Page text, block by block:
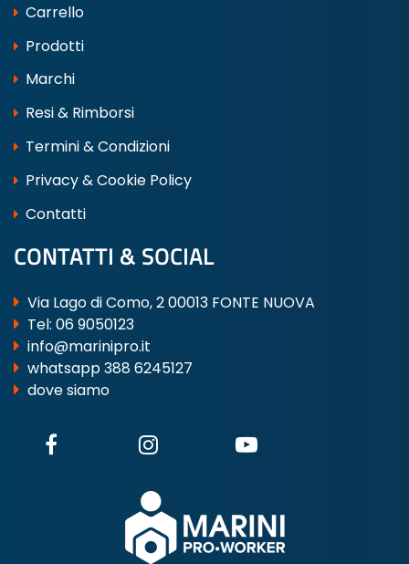
Carrello
Prodotti
Marchi
Resi & Rimborsi
Termini & Condizioni
Privacy & Cookie Policy
Contatti
CONTATTI & SOCIAL
Via Lago di Como, 2 00013 FONTE NUOVA
Tel: 06 9050123
info@marinipro.it
whatsapp 388 6245127
dove siamo